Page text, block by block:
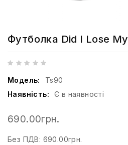
Футболка Did I Lose
Модель:
Ts90
Наявність:
Є в наявності
690.00грн.
Без ПДВ: 690.00грн.